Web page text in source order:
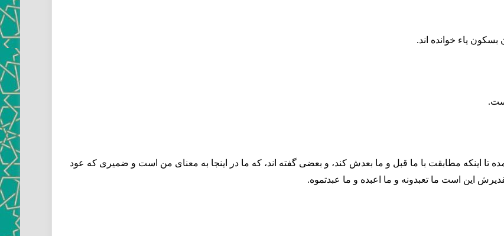
ياء خوانده‏ اند.
تا اينكه مطابقت با ما قبل و ما بعدش كند، و بعضى گفته ‏اند، كه ما در اينجا به معناى من است و ضميرى كه عود
اين است ما تعبدونه و ما اعبده و ما عبدتموه.